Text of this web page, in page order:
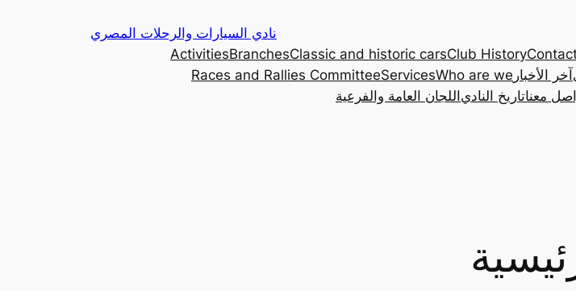
نادي السيارات والرحلات المصري
ActivitiesBranchesClassic and historic carsClub History
Races and Rallies CommitteeServicesWho are we آخر الأخبار
اللجان العامة والفرعية تاريخ الناديمعنا